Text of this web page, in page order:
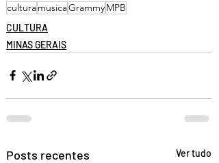
culturamusicaGrammyMPB
CULTURA
MINAS GERAIS
Posts recentes Ver tudo